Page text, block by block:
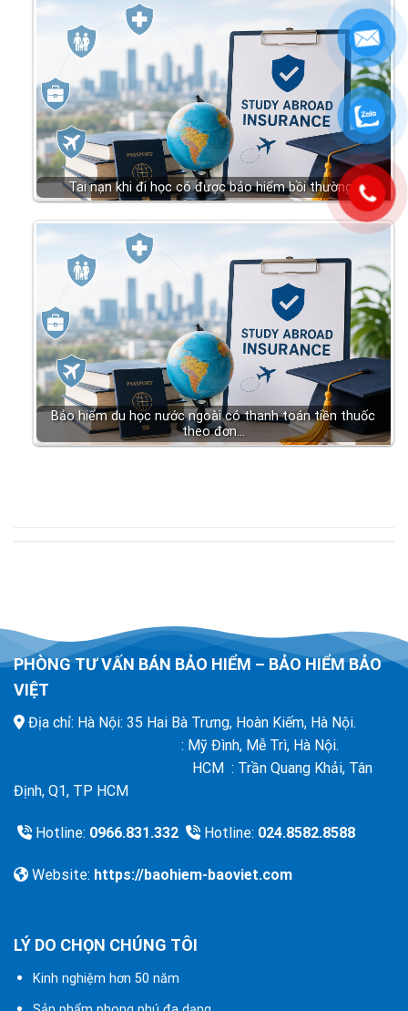
Tai nạn khi đi học có được bảo hiểm bồi thường?
Bảo hiểm du học nước ngoài có thanh toán tiền thuốc
theo đơn…
PHÒNG TƯ VẤN BÁN BẢO HIỂM – BẢO HIỂM BẢO
VIỆT
Địa chỉ: Hà Nội: 35 Hai Bà Trưng, Hoàn Kiếm, Hà Nội.
: Mỹ Đình, Mễ Trì, Hà Nội.
HCM : Trần Quang Khải, Tân
Định, Q1, TP HCM
Hotline: 0966.831.332 Hotline: 024.8582.8588
Website: https://baohiem-baoviet.com
LÝ DO CHỌN CHÚNG TÔI
Kinh nghiệm hơn 50 năm